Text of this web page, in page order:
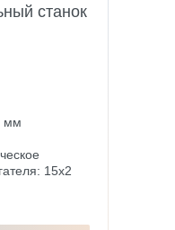
станок
мм
15х2